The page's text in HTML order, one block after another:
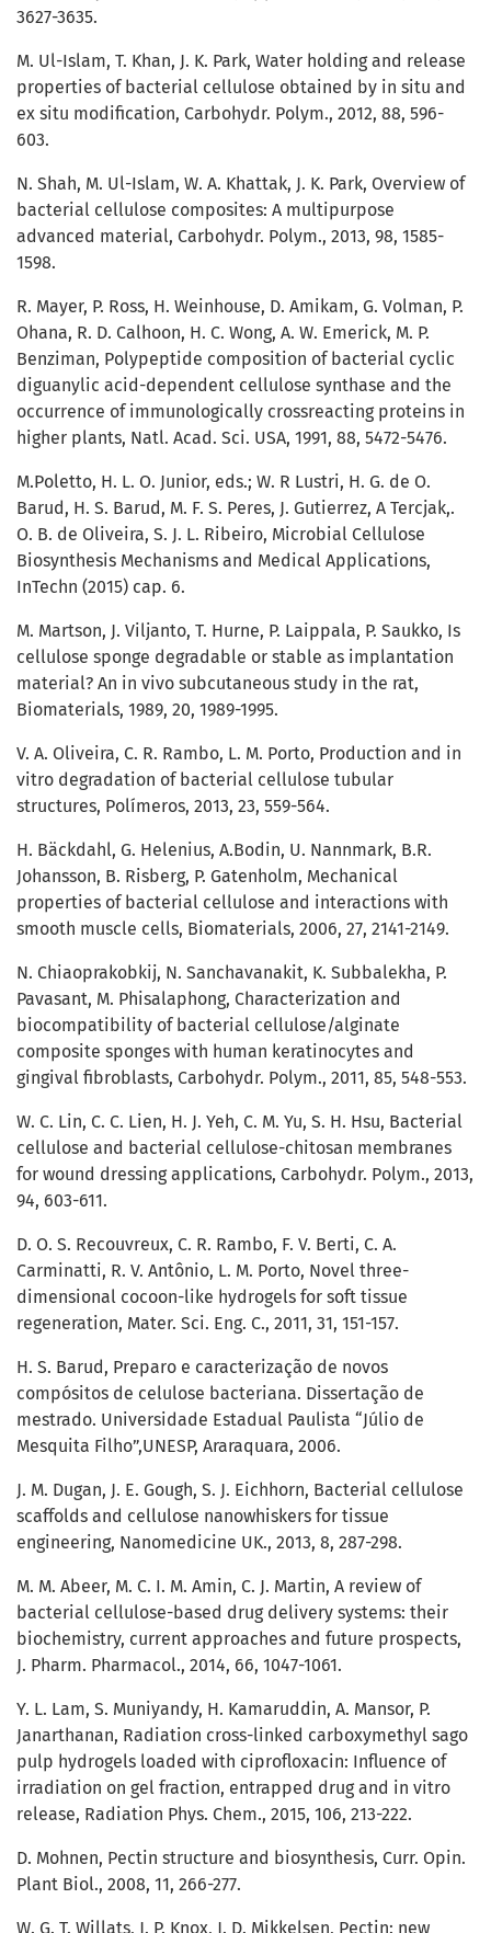
3627-3635.
M. Ul-Islam, T. Khan, J. K. Park, Water holding and release
properties of bacterial cellulose obtained by in situ and
ex situ modification, Carbohydr. Polym., 2012, 88, 596-
603.
N. Shah, M. Ul-Islam, W. A. Khattak, J. K. Park, Overview of
bacterial cellulose composites: A multipurpose
advanced material, Carbohydr. Polym., 2013, 98, 1585-
1598.
R. Mayer, P. Ross, H. Weinhouse, D. Amikam, G. Volman, P.
Ohana, R. D. Calhoon, H. C. Wong, A. W. Emerick, M. P.
Benziman, Polypeptide composition of bacterial cyclic
diguanylic acid-dependent cellulose synthase and the
occurrence of immunologically crossreacting proteins in
higher plants, Natl. Acad. Sci. USA, 1991, 88, 5472-5476.
M.Poletto, H. L. O. Junior, eds.; W. R Lustri, H. G. de O.
Barud, H. S. Barud, M. F. S. Peres, J. Gutierrez, A Tercjak,.
O. B. de Oliveira, S. J. L. Ribeiro, Microbial Cellulose
Biosynthesis Mechanisms and Medical Applications,
InTechn (2015) cap. 6.
M. Martson, J. Viljanto, T. Hurne, P. Laippala, P. Saukko, Is
cellulose sponge degradable or stable as implantation
material? An in vivo subcutaneous study in the rat,
Biomaterials, 1989, 20, 1989-1995.
V. A. Oliveira, C. R. Rambo, L. M. Porto, Production and in
vitro degradation of bacterial cellulose tubular
structures, Polímeros, 2013, 23, 559-564.
H. Bäckdahl, G. Helenius, A.Bodin, U. Nannmark, B.R.
Johansson, B. Risberg, P. Gatenholm, Mechanical
properties of bacterial cellulose and interactions with
smooth muscle cells, Biomaterials, 2006, 27, 2141-2149.
N. Chiaoprakobkij, N. Sanchavanakit, K. Subbalekha, P.
Pavasant, M. Phisalaphong, Characterization and
biocompatibility of bacterial cellulose/alginate
composite sponges with human keratinocytes and
gingival fibroblasts, Carbohydr. Polym., 2011, 85, 548-553.
W. C. Lin, C. C. Lien, H. J. Yeh, C. M. Yu, S. H. Hsu, Bacterial
cellulose and bacterial cellulose-chitosan membranes
for wound dressing applications, Carbohydr. Polym., 2013,
94, 603-611.
D. O. S. Recouvreux, C. R. Rambo, F. V. Berti, C. A.
Carminatti, R. V. Antônio, L. M. Porto, Novel three-
dimensional cocoon-like hydrogels for soft tissue
regeneration, Mater. Sci. Eng. C., 2011, 31, 151-157.
H. S. Barud, Preparo e caracterização de novos
compósitos de celulose bacteriana. Dissertação de
mestrado. Universidade Estadual Paulista “Júlio de
Mesquita Filho”,UNESP, Araraquara, 2006.
J. M. Dugan, J. E. Gough, S. J. Eichhorn, Bacterial cellulose
scaffolds and cellulose nanowhiskers for tissue
engineering, Nanomedicine UK., 2013, 8, 287-298.
M. M. Abeer, M. C. I. M. Amin, C. J. Martin, A review of
bacterial cellulose-based drug delivery systems: their
biochemistry, current approaches and future prospects,
J. Pharm. Pharmacol., 2014, 66, 1047-1061.
Y. L. Lam, S. Muniyandy, H. Kamaruddin, A. Mansor, P.
Janarthanan, Radiation cross-linked carboxymethyl sago
pulp hydrogels loaded with ciprofloxacin: Influence of
irradiation on gel fraction, entrapped drug and in vitro
release, Radiation Phys. Chem., 2015, 106, 213-222.
D. Mohnen, Pectin structure and biosynthesis, Curr. Opin.
Plant Biol., 2008, 11, 266-277.
W. G. T. Willats, J. P. Knox, J. D. Mikkelsen, Pectin: new